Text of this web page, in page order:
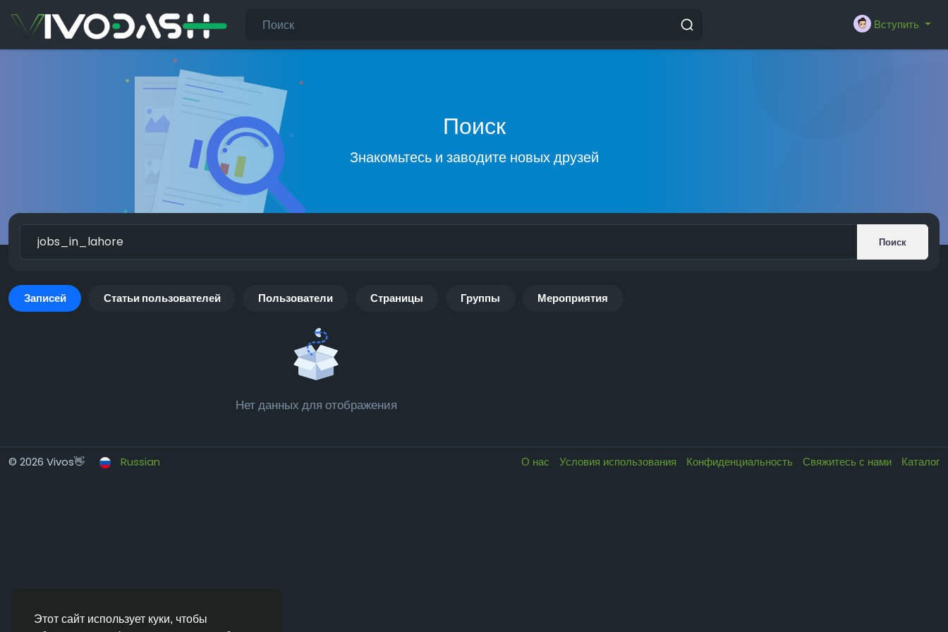
Этот сайт использует куки, чтобы
Вступить
Поиск
Знакомьтесь и заводите новых друзей
Поиск
Записей Статьи пользователей Пользователи Страницы Группы Мероприятия
Нет данных для отображения
© 2026 Vivos👋 Russian О нас Условия использования Конфиденциальность Свяжитесь с нами Каталог